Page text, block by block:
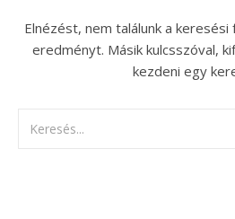
Elnézést, nem találunk a
eredményt. Másik kulcsszóval,
kezdeni egy